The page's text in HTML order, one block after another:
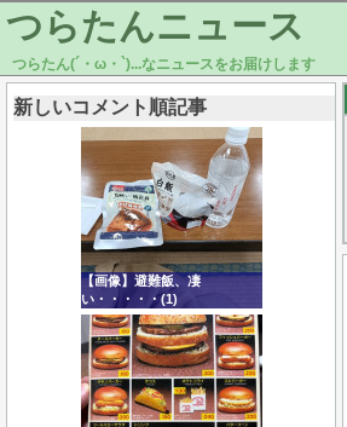
つらたんニュース
つらたん(´・ω・`)...なニュースをお届けします
新しいコメント順記事
【画像】避難飯、凄
い・・・・・(1)